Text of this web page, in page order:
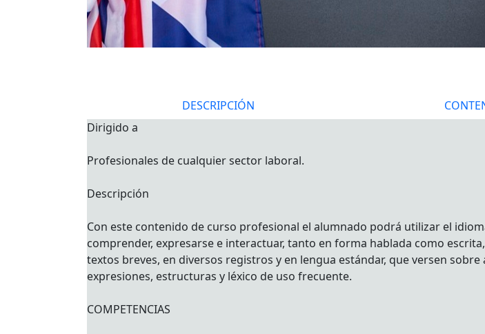
DESCRIPCIÓN
Dirigido a
Profesionales de cualquier sector laboral.
Descripción
Con este contenido de curso profesional el alumnado podrá utilizar el
comprender, expresarse e interactuar, tanto en forma hablada como
textos breves, en diversos registros y en lengua estándar, que versen
expresiones, estructuras y léxico de uso frecuente.
COMPETENCIAS